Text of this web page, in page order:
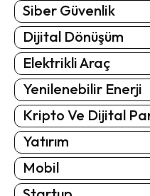
Siber Güvenlik
Dijital Dönüşüm
Elektrikli Araç
Yenilenebilir Enerji
Kripto Ve Dijital
Yatırım
Mobil